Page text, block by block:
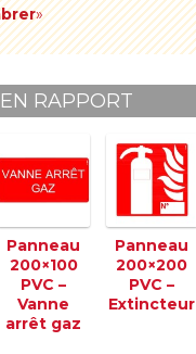
»
RAPPORT
Panneau
200×100
PVC –
Vanne
arrêt gaz
Panneau
200×200
PVC –
Extincteur